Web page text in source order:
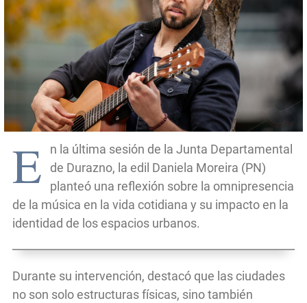
E
n la última sesión de la Junta Departamental
de Durazno, la edil Daniela Moreira (PN)
planteó una reflexión sobre la omnipresencia
de la música en la vida cotidiana y su impacto en la
identidad de los espacios urbanos.
Durante su intervención, destacó que las ciudades
no son solo estructuras físicas, sino también